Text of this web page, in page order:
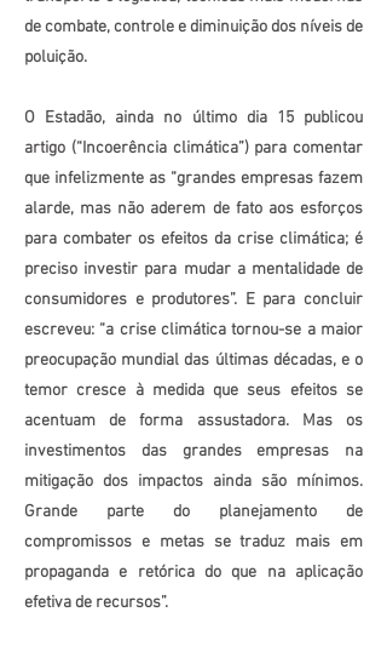
de combate, controle e diminuição dos níveis de
poluição.
O Estadão, ainda no último dia 15 publicou
artigo (“Incoerência climática”) para comentar
que infelizmente as “grandes empresas fazem
alarde, mas não aderem de fato aos esforços
para combater os efeitos da crise climática; é
preciso investir para mudar a mentalidade de
consumidores e produtores”. E para concluir
escreveu: “a crise climática tornou-se a maior
preocupação mundial das últimas décadas, e o
temor cresce à medida que seus efeitos se
acentuam de forma assustadora. Mas os
investimentos das grandes empresas na
mitigação dos impactos ainda são mínimos.
Grande parte do planejamento de
compromissos e metas se traduz mais em
propaganda e retórica do que na aplicação
efetiva de recursos”.